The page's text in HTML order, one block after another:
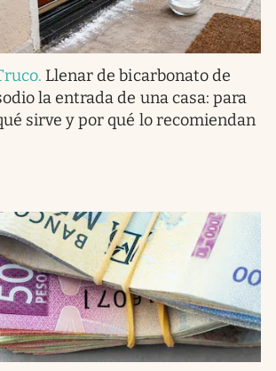
. Llenar de bicarbonato de
la entrada de una casa: para
sirve y por qué lo recomiendan